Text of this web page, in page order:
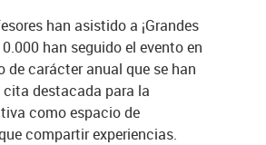
han asistido a ¡Grandes
han seguido el evento en
de carácter anual que se han
destacada para la
como espacio de
compartir experiencias.